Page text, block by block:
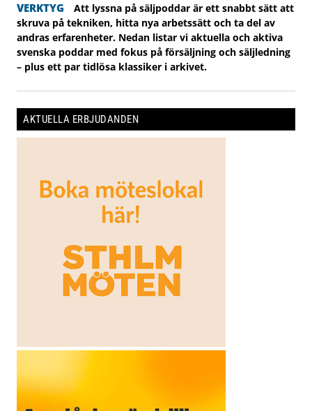
VERKTYG
Att lyssna på säljpoddar är ett snabbt sätt att
skruva på tekniken, hitta nya arbetssätt och ta del av
andras erfarenheter. Nedan listar vi aktuella och aktiva
svenska poddar med fokus på försäljning och säljledning
– plus ett par tidlösa klassiker i arkivet.
AKTUELLA ERBJUDANDEN